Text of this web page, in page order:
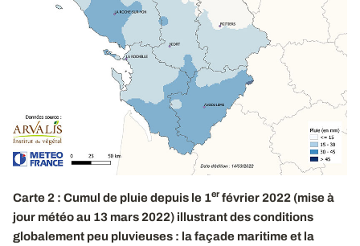
Carte 2 : Cumul de pluie depuis le 1er février 2022 (mise à
jour météo au 13 mars 2022) illustrant des conditions
globalement peu pluvieuses : la façade maritime et la